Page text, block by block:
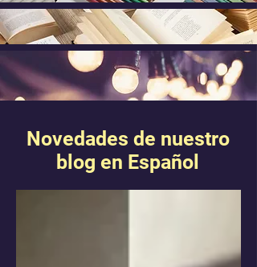
Novedades de nuestro
blog en Español